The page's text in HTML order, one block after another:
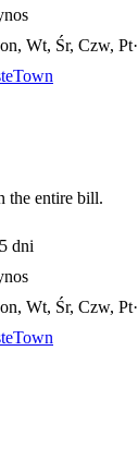
Wt, Śr, Czw, Pt·
the entire bill.
dni
Wt, Śr, Czw, Pt·